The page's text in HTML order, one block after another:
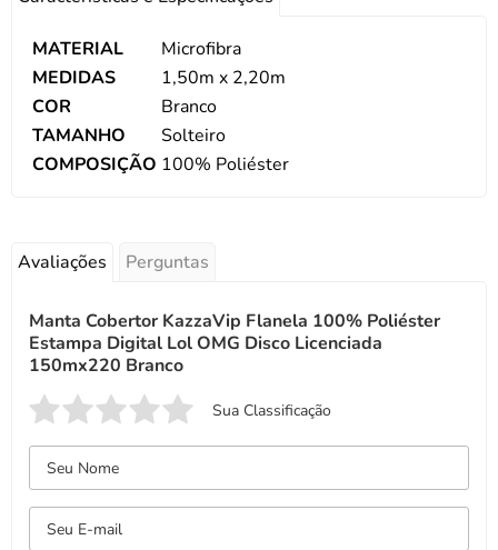
MATERIAL
Microfibra
MEDIDAS
1,50m x 2,20m
COR
Branco
TAMANHO
Solteiro
COMPOSIÇÃO 100% Poliéster
Avaliações Perguntas
Manta Cobertor KazzaVip Flanela 100% Poliéster
Estampa Digital Lol OMG Disco Licenciada
150mx220 Branco
Sua Classificação